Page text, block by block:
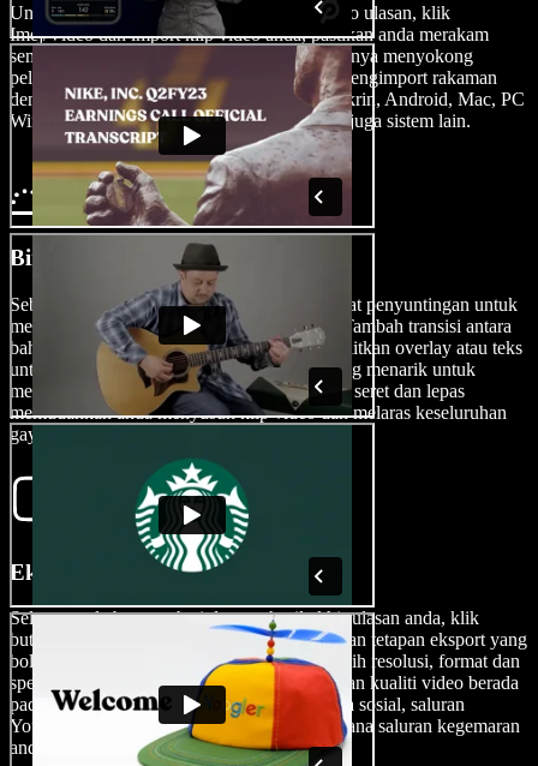
Untuk memulakan proses menghasilkan video ulasan, klik
Imej/Video dan import klip video anda, pastikan anda merakam
semua butiran ulasan anda. Platform ini biasanya menyokong
pelbagai format video, membolehkan anda mengimport rakaman
dengan mudah daripada webcam, perakam skrin, Android, Mac, PC
Windows, iPhone serta peranti iOS lain, dan juga sistem lain.
Bina Video Ulasan Anda
Sebaik sahaja aset anda diimport, gunakan alat penyuntingan untuk
membina video ulasan anda dengan kreatif. Tambah transisi antara
bahagian ulasan anda, gunakan alih suara, selitkan overlay atau teks
untuk penekanan, dan sertakan komentar yang menarik untuk
meningkatkan pengalaman penonton. Fungsi seret dan lepas
memudahkan anda menyusun klip video dan melaras keseluruhan
gaya visual video ulasan anda.
Eksport Video Ulasan Anda
Selepas anda berpuas hati dengan hasil akhir ulasan anda, klik
butang Eksport. Speechify Studio menawarkan tetapan eksport yang
boleh diubah suai, membolehkan anda memilih resolusi, format dan
spesifikasi lain. Buang watermark dan pastikan kualiti video berada
pada tahap terbaik sebelum dikongsi di media sosial, saluran
YouTube anda, TikTok, Vimeo atau mana-mana saluran kegemaran
anda.